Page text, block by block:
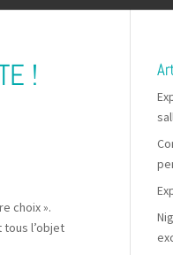
!
choix ».
l’objet